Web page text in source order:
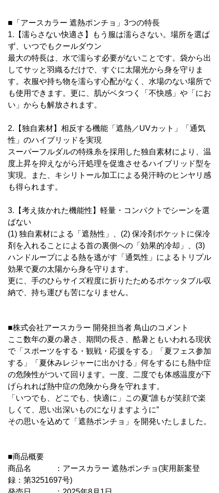
■「アースカラー 遮熱ポンチョ」3つの特長
1.【濡らさない快適さ】もう服は濡らさない。場所を選ば
ず、いつでもクールダウン
最大の特長は、水で濡らす必要がないことです。袋から出
してサッと羽織るだけで、すぐに太陽光から身を守りま
す。衣服や持ち物を濡らす心配がなく、水場のない場所で
も使用できます。更に、肌がベタつく「不快感」や「にお
い」からも解放されます。
2.【独自素材】相反する機能「遮熱／UVカット」「通気
性」のハイブリッドを実現
スーパーフルダルの特殊糸を採用した独自素材により、温
度上昇を抑えながら汗処理を促進させるハイブリッド型を
実現。また、キシリトール加工による発汗時のヒンヤリ感
も得られます。
3.【考え抜かれた機能性】軽量・コンパクトでシーンを選
ばない
(1) 独自素材による「遮熱性」、(2) 保冷剤ポケットに保冷
剤を入れることによる首の裏側への「効果的冷却」、(3)
ハンドループによる熱を逃がす「通気性」によるトリプル
効果で夏の太陽から身を守ります。
更に、手のひらサイズ程度に折りたためるポケッタブル収
納で、持ち運びも苦になりません。
■株式会社アースカラー 開発担当者 鳥山のコメント
ここ数年の夏の暑さ、期間の長さ、酷暑ともいわれる現状
で「スポーツをする・観戦・応援をする」「夏フェス参加
する」「夏休みレジャーに出かける」何をするにも熱中症
の危険性がついて回ります。一度、二度でも体感温度が下
げられれば熱中症の危険から身を守れます。
「いつでも、どこでも、快適に」この夏“誰もが笑顔で楽
しくて、思い出深いものになりますように”
その思いを込めて「遮熱ポンチョ」を開発いたしました。
■商品概要
商品名 ：アースカラー 遮熱ポンチョ(実用新案登
録：第3251697号)